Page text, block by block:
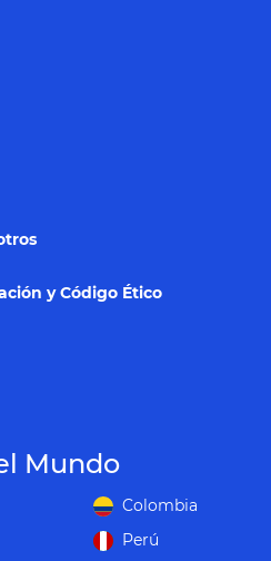
y Código Ético
Mundo
Colombia
Perú